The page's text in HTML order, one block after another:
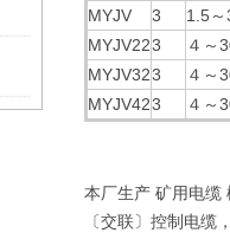
MYJV
3
1.5
MYJV223
４～
MYJV323
４～
MYJV423 ４～
本厂生产 矿用电缆
〔交联〕控制电